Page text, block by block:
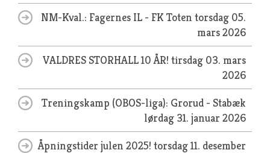
NM-Kval.: Fagernes IL - FK Toten torsdag 05.
mars 2026
VALDRES STORHALL 10 ÅR! tirsdag 03. mars
2026
Treningskamp (OBOS-liga): Grorud - Stabæk
lørdag 31. januar 2026
Åpningstider julen 2025! torsdag 11. desember